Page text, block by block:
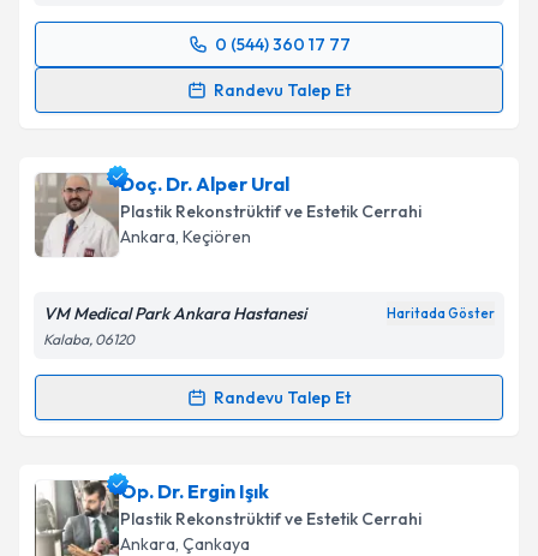
0 (544) 360 17 77
Randevu Talep Et
Randevu Takvimi Talebi
takvim hazırlandığında e-posta ile bilgilendireceğiz.
E-posta Adresiniz
Kişisel verilerimin işlenmesine ilişkin
Metni'ni okudum ve kişisel verilerimin belirtilen
kapsamda işlenmesini kabul ediyorum.
Doç. Dr. Alper Ural
Plastik Rekonstrüktif ve Estetik Cerrahi
Ankara, Keçiören
VM Medical Park Ankara Hastanesi Haritada Göster
Kalaba, 06120
Randevu Talep Et
Randevu Takvimi Talebi
Doç. Dr. Alper Ural için randevu takvimi talebi
oluşturun. Size bu uzmandan randevu almanız için bir
takvim hazırlandığında e-posta ile bilgilendireceğiz.
Op. Dr. Ergin Işık
Plastik Rekonstrüktif ve Estetik Cerrahi
Ankara, Çankaya